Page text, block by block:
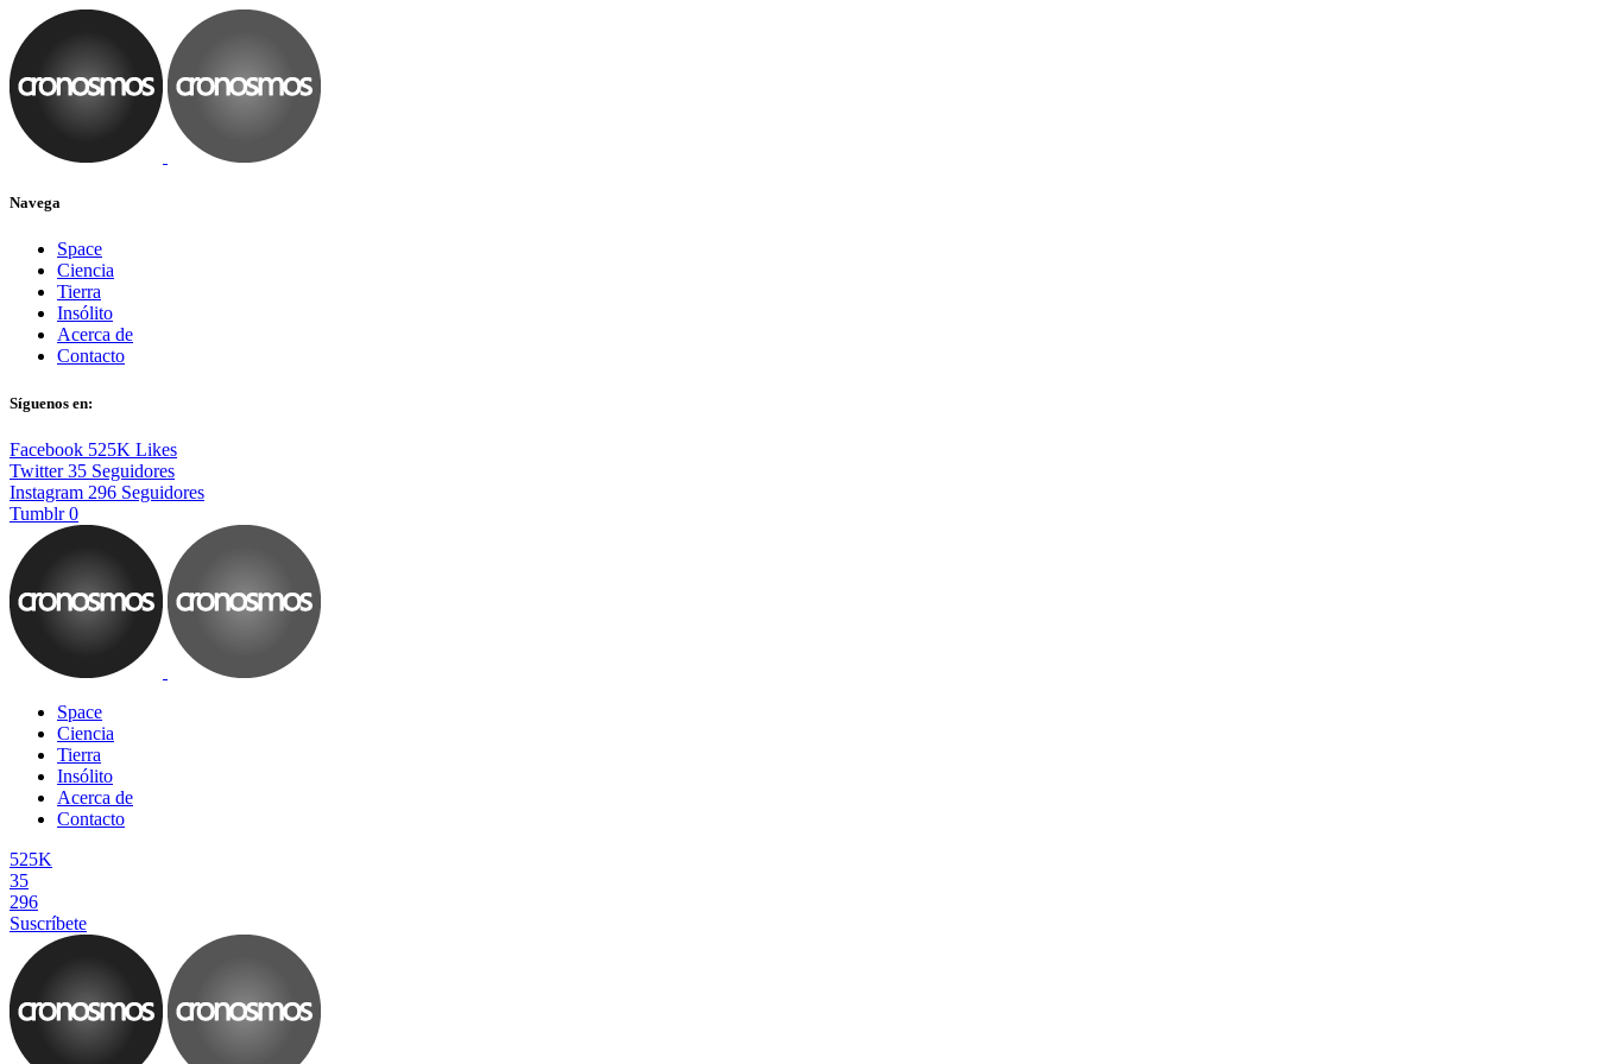
Navega
Space
Ciencia
Tierra
Insólito
Acerca de
Contacto
Síguenos en:
Facebook 525K Likes
Twitter 35 Seguidores
Instagram 296 Seguidores
Tumblr 0
Space
Ciencia
Tierra
Insólito
Acerca de
Contacto
525K
35
296
Suscríbete